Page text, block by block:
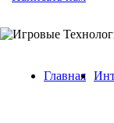
Главная